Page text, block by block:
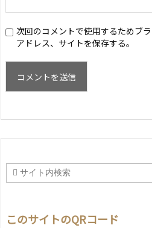
次回のコメントで使用するためブ
アドレス、サイトを保存する。
このサイトのQRコード